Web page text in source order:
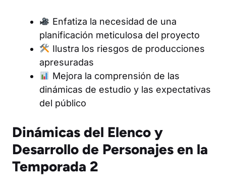
Enfatiza la necesidad de una
planificación meticulosa del proyecto
Ilustra los riesgos de producciones
apresuradas
Mejora la comprensión de las
dinámicas de estudio y las expectativas
del público
Dinámicas del Elenco y
Desarrollo de Personajes en la
Temporada 2